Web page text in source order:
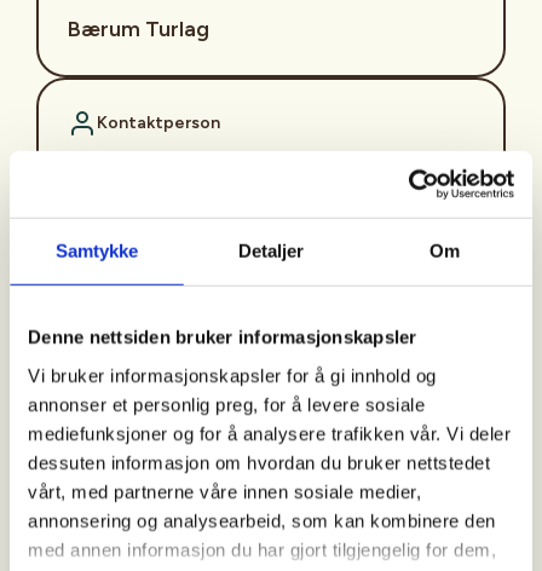
Samtykke Detaljer Om
Denne nettsiden bruker informasjonskapsler
Vi bruker informasjonskapsler for å gi innhold og
annonser et personlig preg, for å levere sosiale
mediefunksjoner og for å analysere trafikken vår. Vi deler
dessuten informasjon om hvordan du bruker nettstedet
vårt, med partnerne våre innen sosiale medier,
annonsering og analysearbeid, som kan kombinere den
med annen informasjon du har gjort tilgjengelig for dem,
Bærum Turlag
Kontaktperson
kaare.smeland@altiboxmail.no
Rykkinn!
Turene går hver mandag kl 11:00 fra Rykkinn
seniorsenter, Hugins vei 9, 1349 Rykkinn. (Unntatt
helligdager og skolens ferier).
Turgruppen på Rykkinn går kortere rundturer i
nærområdet og kategoriseres som «enkel». Siste
mandag i måneden går vi en litt lengre tur og bruker